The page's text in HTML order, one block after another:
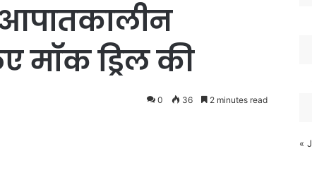
मॉक ड्रिल की
0 36 2 minutes read
«